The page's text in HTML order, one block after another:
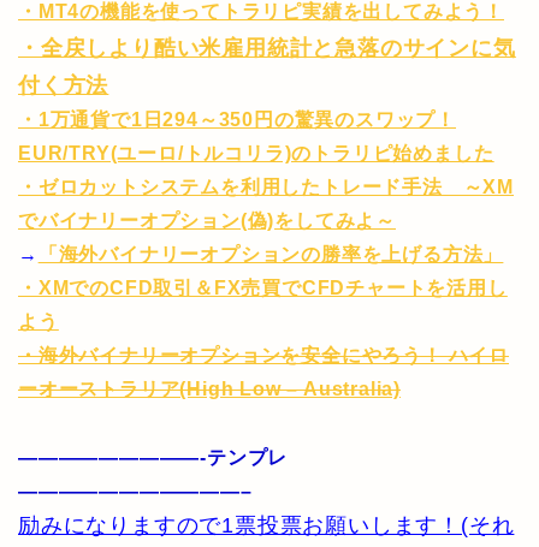
・MT4の機能を使ってトラリピ実績を出してみよう！
・全戻しより酷い米雇用統計と急落のサインに気
付く方法
・1万通貨で1日294～350円の驚異のスワップ！
EUR/TRY(ユーロ/トルコリラ)のトラリピ始めました
・ゼロカットシステムを利用したトレード手法 ～XM
でバイナリーオプション(偽)をしてみよ～
→
「海外バイナリーオプションの勝率を上げる方法」
・XMでのCFD取引＆FX売買でCFDチャートを活用し
よう
・海外バイナリーオプションを安全にやろう！ ハイロ
ーオーストラリア(High Low – Australia)
—————————-テンプレ
———————————–
励みになりますので1票投票お願いします！(それ